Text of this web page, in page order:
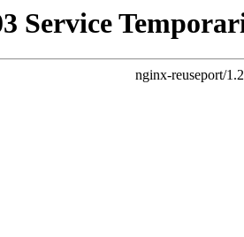
Service
nginx-reuseport/